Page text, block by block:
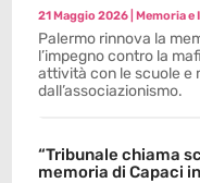
21 Maggio 2026 |Memoria e
Palermo rinnova la
l’impegno contro la
attività con le scuole e
dall’associazionismo.
“Tribunale chiama
memoria di Capaci